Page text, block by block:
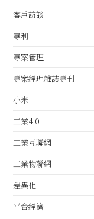
客戶訪談
專利
專案管理
專案經理雜誌專刊
小米
工業4.0
工業互聯網
工業物聯網
差異化
平台經濟